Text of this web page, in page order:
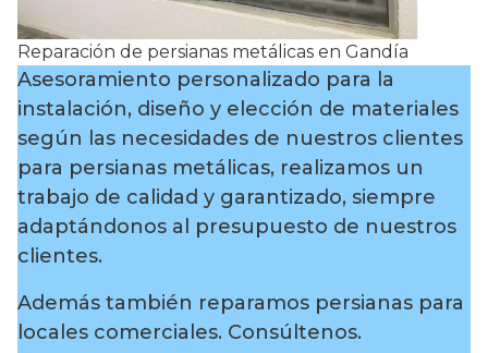
Reparación de persianas metálicas en Gandía
Asesoramiento personalizado para la
instalación, diseño y elección de materiales
según las necesidades de nuestros clientes
para persianas metálicas, realizamos un
trabajo de calidad y garantizado, siempre
adaptándonos al presupuesto de nuestros
clientes.
Además también reparamos persianas para
locales comerciales. Consúltenos.